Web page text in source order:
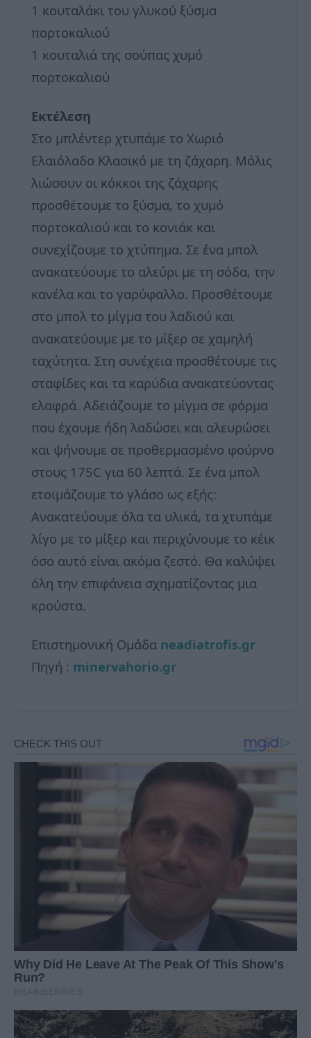
1 κουταλάκι του γλυκού ξύσμα
πορτοκαλιού
1 κουταλιά της σούπας χυμό
πορτοκαλιού
Εκτέλεση
Στο μπλέντερ χτυπάμε το Χωριό
Ελαιόλαδο Κλασικό με τη ζάχαρη. Μόλις
λιώσουν οι κόκκοι της ζάχαρης
προσθέτουμε το ξύσμα, το χυμό
πορτοκαλιού και το κονιάκ και
συνεχίζουμε το χτύπημα. Σε ένα μπολ
ανακατεύουμε το αλεύρι με τη σόδα, την
κανέλα και το γαρύφαλλο. Προσθέτουμε
στο μπολ το μίγμα του λαδιού και
ανακατεύουμε με το μίξερ σε χαμηλή
ταχύτητα. Στη συνέχεια προσθέτουμε τις
σταφίδες και τα καρύδια ανακατεύοντας
ελαφρά. Αδειάζουμε το μίγμα σε φόρμα
που έχουμε ήδη λαδώσει και αλευρώσει
και ψήνουμε σε προθερμασμένο φούρνο
στους 175C για 60 λεπτά. Σε ένα μπολ
ετοιμάζουμε το γλάσο ως εξής:
Ανακατεύουμε όλα τα υλικά, τα χτυπάμε
λίγο με το μίξερ και περιχύνουμε το κέικ
όσο αυτό είναι ακόμα ζεστό. Θα καλύψει
όλη την επιφάνεια σχηματίζοντας μια
κρούστα.
Επιστημονική Ομάδα neadiatrofis.gr
Πηγή : minervahorio.gr